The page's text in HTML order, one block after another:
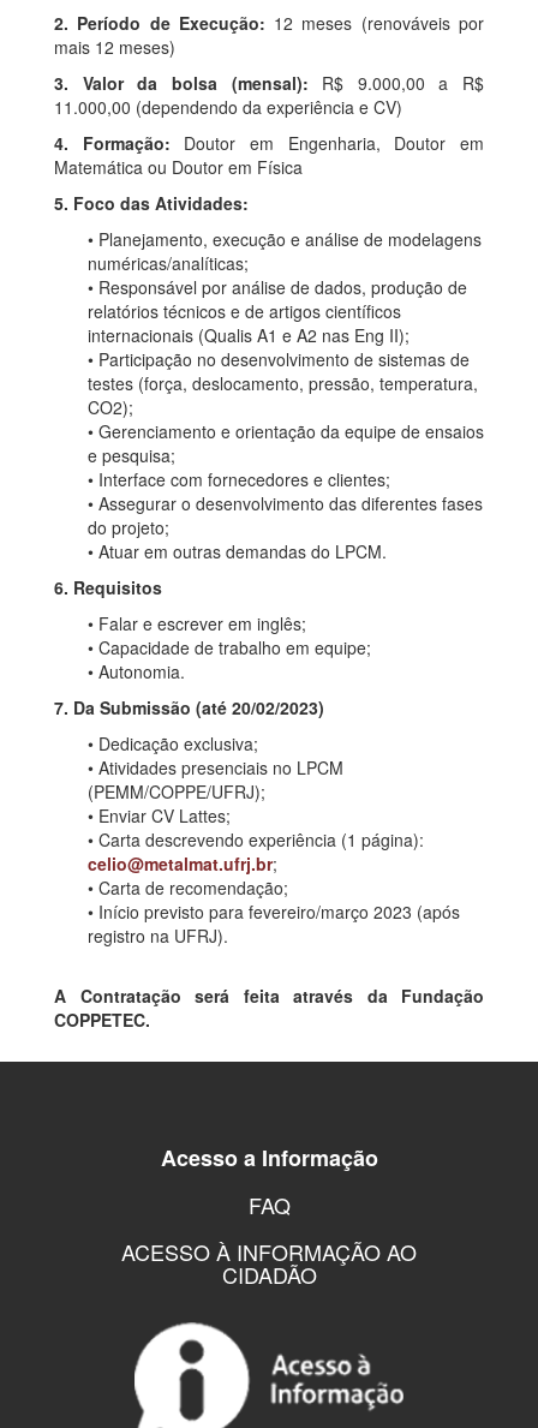
2. Período de Execução: 12 meses (renováveis por
mais 12 meses)
3. Valor da bolsa (mensal): R$ 9.000,00 a R$
11.000,00 (dependendo da experiência e CV)
4. Formação: Doutor em Engenharia, Doutor em
Matemática ou Doutor em Física
5. Foco das Atividades:
• Planejamento, execução e análise de modelagens
numéricas/analíticas;
• Responsável por análise de dados, produção de
relatórios técnicos e de artigos científicos
internacionais (Qualis A1 e A2 nas Eng II);
• Participação no desenvolvimento de sistemas de
testes (força, deslocamento, pressão, temperatura,
CO2);
• Gerenciamento e orientação da equipe de ensaios
e pesquisa;
• Interface com fornecedores e clientes;
• Assegurar o desenvolvimento das diferentes fases
do projeto;
• Atuar em outras demandas do LPCM.
6. Requisitos
• Falar e escrever em inglês;
• Capacidade de trabalho em equipe;
• Autonomia.
7. Da Submissão (até 20/02/2023)
• Dedicação exclusiva;
• Atividades presenciais no LPCM
(PEMM/COPPE/UFRJ);
• Enviar CV Lattes;
• Carta descrevendo experiência (1 página):
celio@metalmat.ufrj.br;
• Carta de recomendação;
• Início previsto para fevereiro/março 2023 (após
registro na UFRJ).
A Contratação será feita através da Fundação
COPPETEC.
Acesso a Informação
FAQ
ACESSO À INFORMAÇÃO AO
CIDADÃO